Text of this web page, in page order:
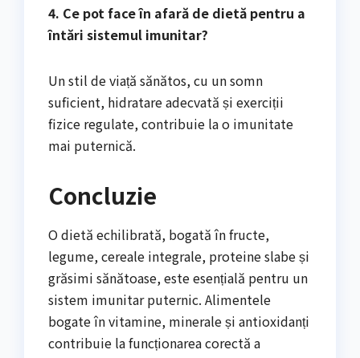
4. Ce pot face în afară de dietă pentru a
întări sistemul imunitar?
Un stil de viață sănătos, cu un somn
suficient, hidratare adecvată și exerciții
fizice regulate, contribuie la o imunitate
mai puternică.
Concluzie
O dietă echilibrată, bogată în fructe,
legume, cereale integrale, proteine ​​slabe și
grăsimi sănătoase, este esențială pentru un
sistem imunitar puternic. Alimentele
bogate în vitamine, minerale și antioxidanți
contribuie la funcționarea corectă a